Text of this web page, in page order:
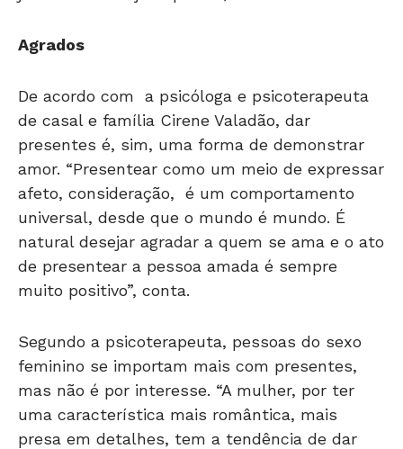
Agrados
De acordo com a psicóloga e psicoterapeuta
de casal e família Cirene Valadão, dar
presentes é, sim, uma forma de demonstrar
amor. “Presentear como um meio de expressar
afeto, consideração, é um comportamento
universal, desde que o mundo é mundo. É
natural desejar agradar a quem se ama e o ato
de presentear a pessoa amada é sempre
muito positivo”, conta.
Segundo a psicoterapeuta, pessoas do sexo
feminino se importam mais com presentes,
mas não é por interesse. “A mulher, por ter
uma característica mais romântica, mais
presa em detalhes, tem a tendência de dar